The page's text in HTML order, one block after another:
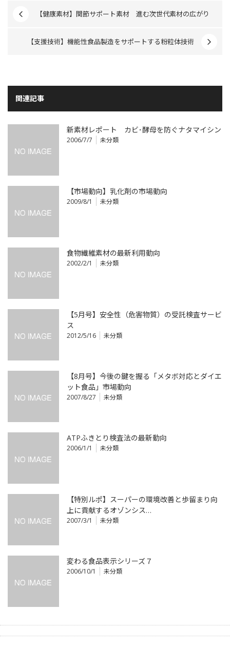
【健康素材】関節サポート素材 進む次世代素材の広がり
【支援技術】機能性食品製造をサポートする粉粒体技術
関連記事
新素材レポート カビ･酵母を防ぐナタマイシン
2006/7/7 未分類
【市場動向】乳化剤の市場動向
2009/8/1 未分類
食物繊維素材の最新利用動向
2002/2/1 未分類
【5月号】安全性（危害物質）の受託検査サービ
ス
2012/5/16 未分類
【8月号】今後の鍵を握る「メタボ対応とダイエ
ット食品」市場動向
2007/8/27 未分類
ATPふきとり検査法の最新動向
2006/1/1 未分類
【特別ルポ】スーパーの環境改善と歩留まり向
上に貢献するオゾンシス…
2007/3/1 未分類
変わる食品表示シリーズ７
2006/10/1 未分類